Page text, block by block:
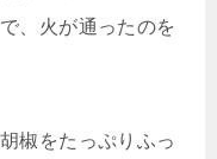
、火が通ったのを
椒をたっぷりふっ